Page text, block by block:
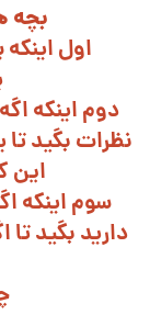
بچه
اول
دوم اینکه
نظرات بگید تا
این
سوم اینکه
دارید بگید تا